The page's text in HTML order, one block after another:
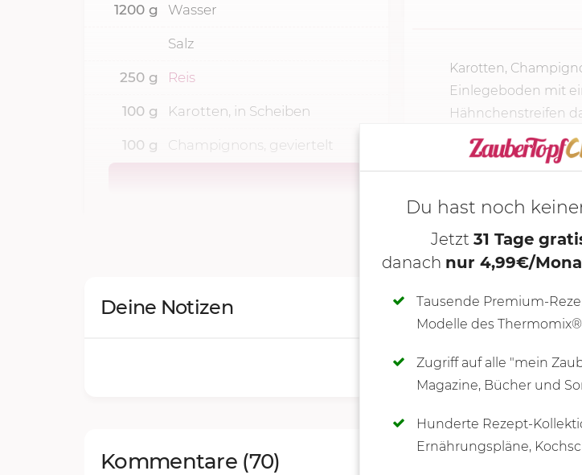
Karotten,
Einlegeboden mit
Hähnchenstreifen
1200 g Wasser
Salz
250 g Reis
100 g Karotten, in Scheiben
100 g Champignons, geviertelt
Deine Notizen
SCHREIBE NEUE
Du hast noch
Jetzt 31 Tage
danach nur 4,99€/
Tausende Premium-
Modelle des Thermomix®
Zugriff auf alle "mein
Magazine, Bücher und
Hunderte Rezept-
Ernährungspläne,
Kommentare (70)